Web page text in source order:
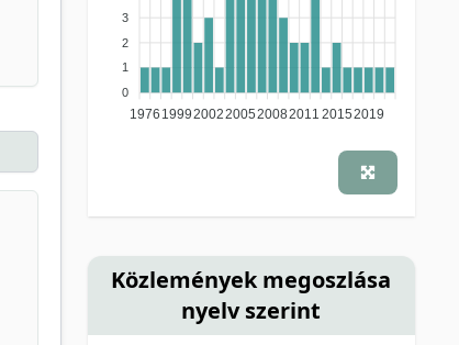
3
2
1
0
1976 19992002200520082011 20152019
Közlemények megoszlása
nyelv szerint